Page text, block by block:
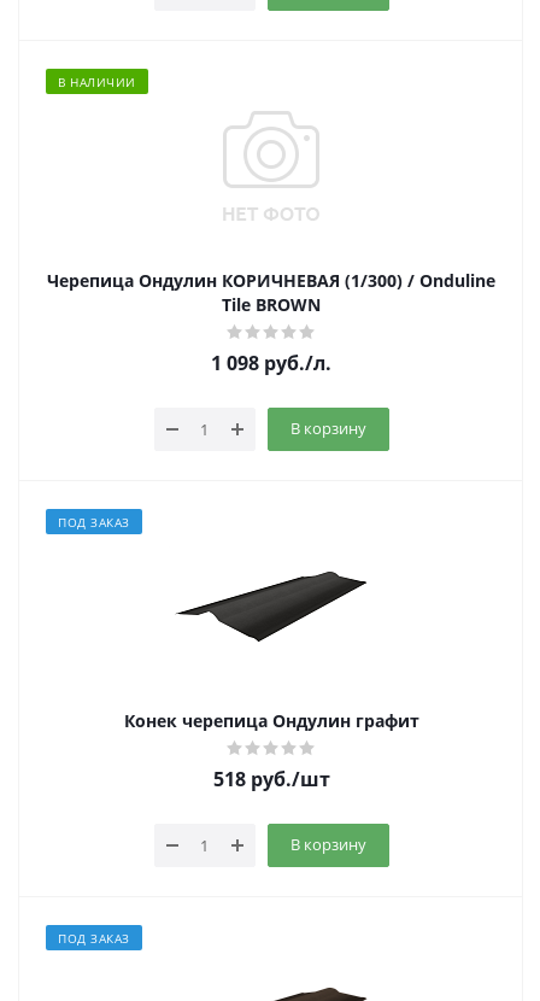
В НАЛИЧИИ
Черепица Ондулин КОРИЧНЕВАЯ (1/300) / Onduline
Tile BROWN
1 098 руб./л.
В корзину
ПОД ЗАКАЗ
Конек черепица Ондулин графит
518руб./шт
В корзину
ПОД ЗАКАЗ